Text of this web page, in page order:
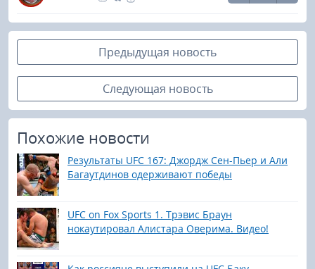
Предыдущая новость
Следующая новость
Похожие новости
Результаты UFC 167: Джордж Сен-Пьер и Али
Багаутдинов одерживают победы
UFC on Fox Sports 1. Трэвис Браун
нокаутировал Алистара Оверима. Видео!